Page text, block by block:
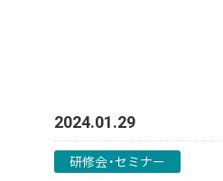
2024.01.29
研修会・セミナー